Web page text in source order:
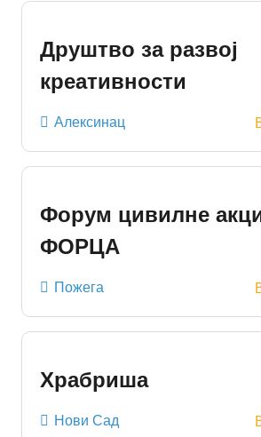
Друштво за развој
креативности
Алексинац
Форум цивилне
ФОРЦА
Пожега
Храбриша
Нови Сад